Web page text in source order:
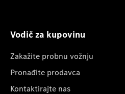
Vodič za kupovinu
Zakažite probnu vožnju
Pronađite prodavca
Kontaktirajte nas